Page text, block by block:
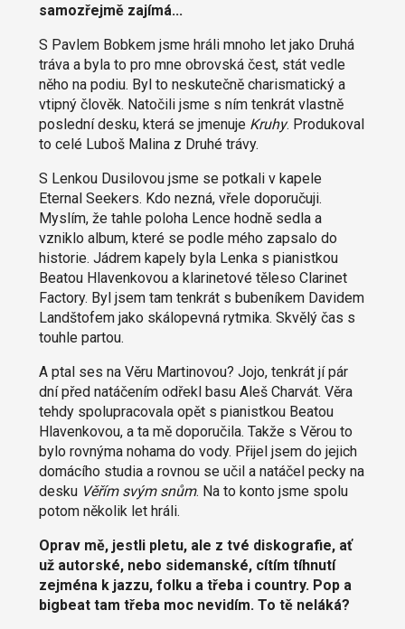
samozřejmě zajímá...
S Pavlem Bobkem jsme hráli mnoho let jako Druhá
tráva a byla to pro mne obrovská čest, stát vedle
něho na podiu. Byl to neskutečně charismatický a
vtipný člověk. Natočili jsme s ním tenkrát vlastně
poslední desku, která se jmenuje Kruhy. Produkoval
to celé Luboš Malina z Druhé trávy.
S Lenkou Dusilovou jsme se potkali v kapele
Eternal Seekers. Kdo nezná, vřele doporučuji.
Myslím, že tahle poloha Lence hodně sedla a
vzniklo album, které se podle mého zapsalo do
historie. Jádrem kapely byla Lenka s pianistkou
Beatou Hlavenkovou a klarinetové těleso Clarinet
Factory. Byl jsem tam tenkrát s bubeníkem Davidem
Landštofem jako skálopevná rytmika. Skvělý čas s
touhle partou.
A ptal ses na Věru Martinovou? Jojo, tenkrát jí pár
dní před natáčením odřekl basu Aleš Charvát. Věra
tehdy spolupracovala opět s pianistkou Beatou
Hlavenkovou, a ta mě doporučila. Takže s Věrou to
bylo rovnýma nohama do vody. Přijel jsem do jejich
domácího studia a rovnou se učil a natáčel pecky na
desku Věřím svým snům. Na to konto jsme spolu
potom několik let hráli.
Oprav mě, jestli pletu, ale z tvé diskografie, ať
už autorské, nebo sidemanské, cítím tíhnutí
zejména k jazzu, folku a třeba i country. Pop a
bigbeat tam třeba moc nevidím. To tě neláká?